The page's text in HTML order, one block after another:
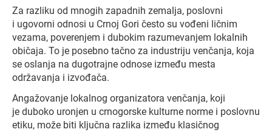
Za razliku od mnogih zapadnih zemalja, poslovni
i ugovorni odnosi u Crnoj Gori često su vođeni ličnim
vezama, poverenjem i dubokim razumevanjem lokalnih
običaja. To je posebno tačno za industriju venčanja, koja
se oslanja na dugotrajne odnose između mesta
održavanja i izvođača.
Angažovanje lokalnog organizatora venčanja, koji
je duboko uronjen u crnogorske kulturne norme i poslovnu
etiku, može biti ključna razlika između klasičnog